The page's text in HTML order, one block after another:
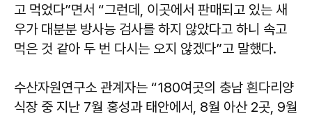
고 먹었다”면서 “그런데, 이곳에서 판매되고 있는 새
우가 대분분 방사능 검사를 하지 않았다고 하니 속고
먹은 것 같아 두 번 다시는 오지 않겠다”고 말했다.
수산자원연구소 관계자는 “180여곳의 충남 흰다리양
식장 중 지난 7월 홍성과 태안에서, 8월 아산 2곳, 9월